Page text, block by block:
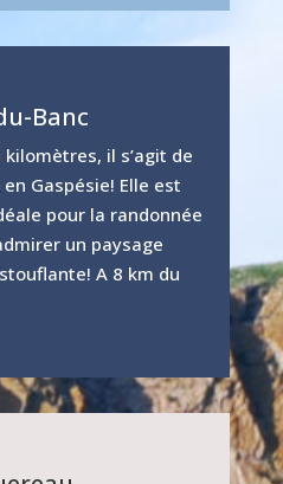
Banc
il s’agit de
Gaspésie! Elle est
pour la randonnée
un paysage
A 8 km du